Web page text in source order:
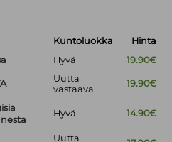
Kuntoluokka
Hinta
Hyvä 19.90€
Uutta
vastaava
19.90€
Hyvä 14.90€
Uutta